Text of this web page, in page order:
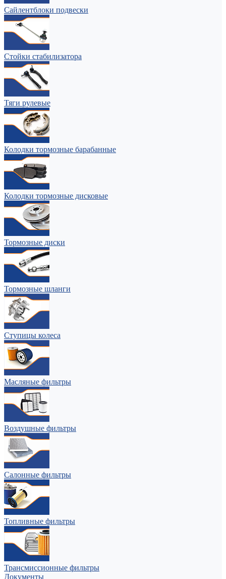
Сайлентблоки подвески
Стойки стабилизатора
Тяги рулевые
Колодки тормозные барабанные
Колодки тормозные дисковые
Тормозные диски
Тормозные шланги
Ступицы колеса
Масляные фильтры
Воздушные фильтры
Салонные фильтры
Топливные фильтры
Трансмиссионные фильтры
Документы